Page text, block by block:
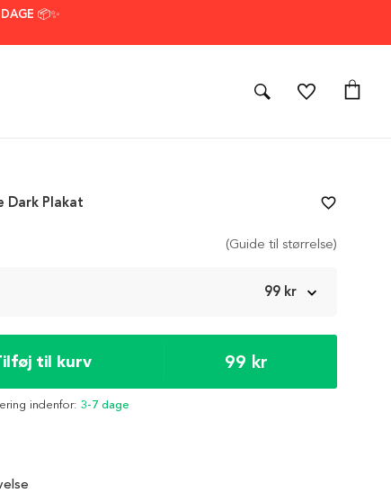
📦✨
(Guide til størrelse)
99 kr
til kurv 99 kr
indenfor: 3-7 dage
Dark Plakat favorite_border